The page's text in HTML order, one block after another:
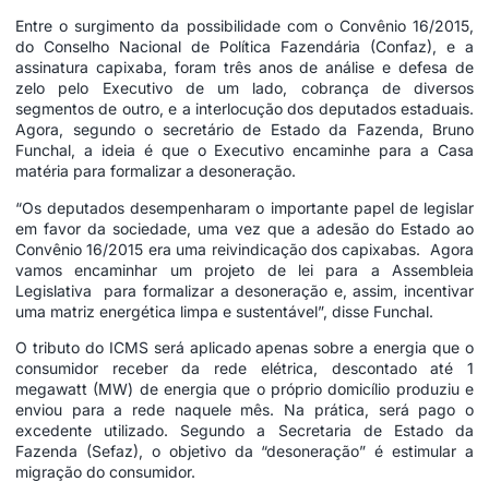
Entre o surgimento da possibilidade com o Convênio 16/2015,
do Conselho Nacional de Política Fazendária (Confaz), e a
assinatura capixaba, foram três anos de análise e defesa de
zelo pelo Executivo de um lado, cobrança de diversos
segmentos de outro, e a interlocução dos deputados estaduais.
Agora, segundo o secretário de Estado da Fazenda, Bruno
Funchal, a ideia é que o Executivo encaminhe para a Casa
matéria para formalizar a desoneração.
“Os deputados desempenharam o importante papel de legislar
em favor da sociedade, uma vez que a adesão do Estado ao
Convênio 16/2015 era uma reivindicação dos capixabas. Agora
vamos encaminhar um projeto de lei para a Assembleia
Legislativa para formalizar a desoneração e, assim, incentivar
uma matriz energética limpa e sustentável”, disse Funchal.
O tributo do ICMS será aplicado apenas sobre a energia que o
consumidor receber da rede elétrica, descontado até 1
megawatt (MW) de energia que o próprio domicílio produziu e
enviou para a rede naquele mês. Na prática, será pago o
excedente utilizado. Segundo a Secretaria de Estado da
Fazenda (Sefaz), o objetivo da “desoneração” é estimular a
migração do consumidor.